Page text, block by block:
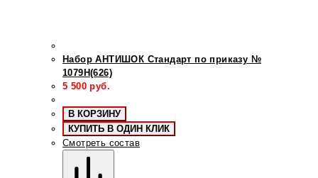
Набор АНТИШОК Стандарт по приказу №
1079Н(626)
5 500 руб.
В КОРЗИНУ
КУПИТЬ В ОДИН КЛИК
Смотреть состав